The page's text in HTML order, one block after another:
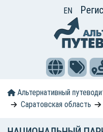
EN
Альтернативный
Саратовская область